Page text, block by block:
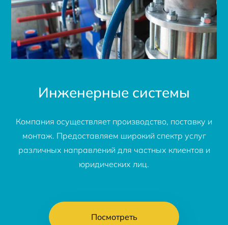
Инженерные системы
Компания осуществляет производство, поставку и
монтаж. Предоставляем широкий спектр услуг
различных направлений для частных клиентов и
юридических лиц.
Посмотреть